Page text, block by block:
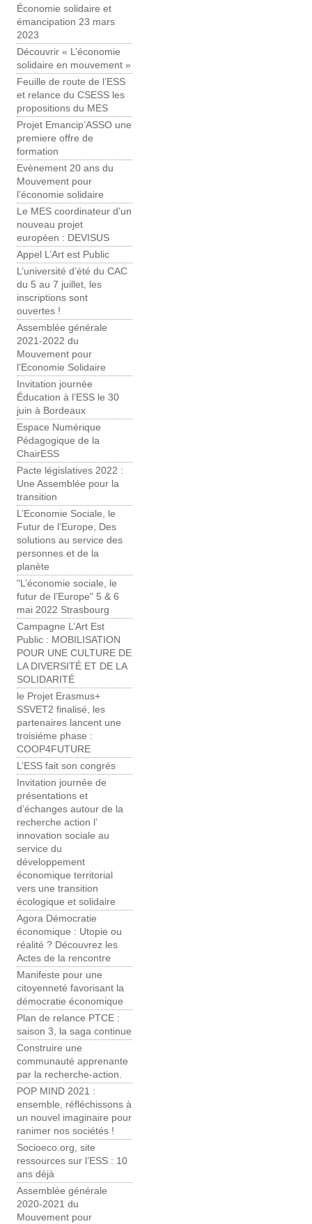
Économie solidaire et
émancipation 23 mars
2023
Découvrir « L’économie
solidaire en mouvement »
Feuille de route de l’ESS
et relance du CSESS les
propositions du MES
Projet Emancip’ASSO une
premiere offre de
formation
Evènement 20 ans du
Mouvement pour
l’économie solidaire
Le MES coordinateur d’un
nouveau projet
européen : DEVISUS
Appel L’Art est Public
L’université d’été du CAC
du 5 au 7 juillet, les
inscriptions sont
ouvertes !
Assemblée générale
2021-2022 du
Mouvement pour
l’Economie Solidaire
Invitation journée
Éducation à l’ESS le 30
juin à Bordeaux
Espace Numérique
Pédagogique de la
ChairESS
Pacte législatives 2022 :
Une Assemblée pour la
transition
L’Economie Sociale, le
Futur de l’Europe, Des
solutions au service des
personnes et de la
planète
"L’économie sociale, le
futur de l’Europe" 5 & 6
mai 2022 Strasbourg
Campagne L’Art Est
Public : MOBILISATION
POUR UNE CULTURE ​DE
LA DIVERSITÉ ET DE LA
SOLIDARITÉ
le Projet Erasmus+
SSVET2 finalisé, les
partenaires lancent une
troisiéme phase :
COOP4FUTURE
L’ESS fait son congrés
Invitation journée de
présentations et
d’échanges autour de la
recherche action l’
innovation sociale au
service du
développement
économique territorial
vers une transition
écologique et solidaire
Agora Démocratie
économique : Utopie ou
réalité ? Découvrez les
Actes de la rencontre
Manifeste pour une
citoyenneté favorisant la
démocratie économique
Plan de relance PTCE :
saison 3, la saga continue
Construire une
communauté apprenante
par la recherche-action.
POP MIND 2021 :
ensemble, réfléchissons à
un nouvel imaginaire pour
ranimer nos sociétés !
Socioeco.org, site
ressources sur l’ESS : 10
ans déjà
Assemblée générale
2020-2021 du
Mouvement pour